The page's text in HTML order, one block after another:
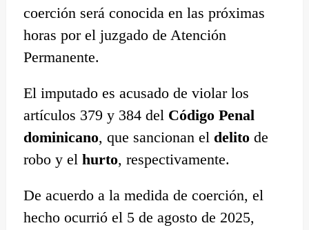
coerción será conocida en las próximas
horas por el juzgado de Atención
Permanente.
El imputado es acusado de violar los
artículos 379 y 384 del Código Penal
dominicano, que sancionan el delito de
robo y el hurto, respectivamente.
De acuerdo a la medida de coerción, el
hecho ocurrió el 5 de agosto de 2025,